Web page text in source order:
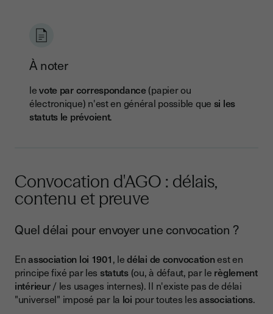
À noter
levote par correspondance(papier ou
électronique) n'est en général possible que si les
statuts le prévoient.
Convocation d'AGO : délais,
contenu et preuve
Quel délai pour envoyer une convocation ?
Enassociation loi 1901, ledélai de convocationest en
principe fixé par les statuts(ou, à défaut, par le règlement
intérieur/ les usages internes). Il n'existe pas de délai
"universel" imposé par la loi pour toutes lesassociations.